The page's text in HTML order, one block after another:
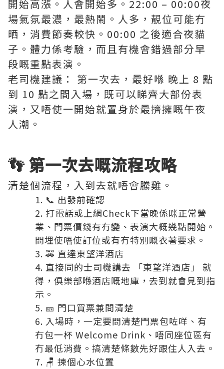
開始高漲。人會開始多。22:00 – 00:00夜
場氣氛最濃，最熱鬧。人多，靚位可能冇
晒，消費節奏較快。00:00 之後適合夜貓
子。體力係考驗，而且有機會錯過部分早
段嘅重點表演。
老司機建議： 第一次去，最好喺 晚上 8 點
到 10 點之間入場，既可以睇齊大部份表
演，又唔使一開始就置身於最擠擁嘅午夜
人潮。
👣 第一次去嘅流程攻略
清楚個流程，入到去就唔會騰雞。
📞 出發前確認
打電話或上網Check下當晚係咪正常營
業、門票價錢有冇變、表演大概幾點開始。
問埋使唔使訂位或有冇特別嘅衣著要求。
🚕 直達東望洋酒店
直接同的士司機講去 「東望洋酒店」 就
得，俱樂部喺酒店嘅地庫，去到就會見到指
示。
🎫 門口買票兼問清楚
入場時，一定要問清楚門票包咗咩、有
冇包一杯 Welcome Drink、唔同座位區有
冇最低消費。搞清楚條數先好跟住人入去。
🪑 揀個心水位置